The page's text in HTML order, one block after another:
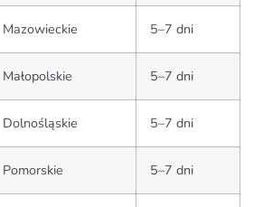
Mazowieckie 5–7 dni
Małopolskie 5–7 dni
Dolnośląskie 5–7 dni
Pomorskie 5–7 dni